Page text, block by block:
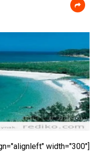
width="300"]